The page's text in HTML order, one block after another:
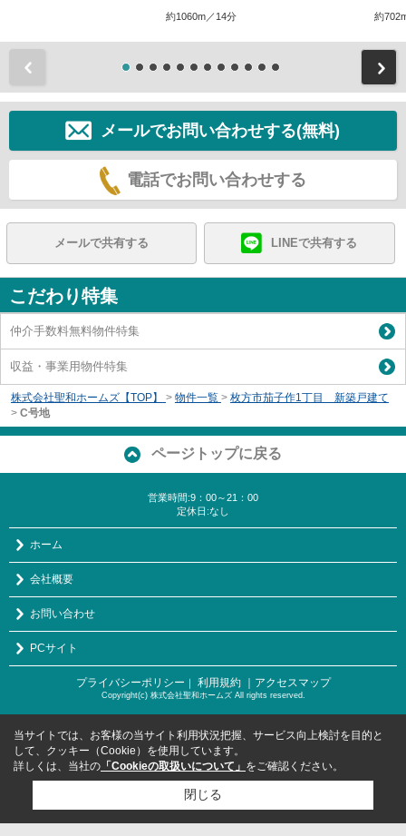
約1060m／14分 約
メールでお問い合わせする(無料)
電話でお問い合わせする
メールで共有する LINEで共有する
こだわり特集
仲介手数料無料物件特集
収益・事業用物件特集
株式会社聖和ホームズ【TOP】 > 物件一覧 > 枚方市茄子作1丁目 新築戸建て
> C号地
ページトップに戻る
営業時間:9：00～21：00
定休日:なし
ホーム
会社概要
お問い合わせ
PCサイト
プライバシーポリシー ｜ 利用規約 ｜アクセスマップ
Copyright(c) 株式会社聖和ホームズ All rights reserved.
当サイトでは、お客様の当サイト利用状況把握、サービス向上検討を目的と
して、クッキー（Cookie）を使用しています。
詳しくは、当社の 「Cookieの取扱いについて」 をご確認ください。
閉じる